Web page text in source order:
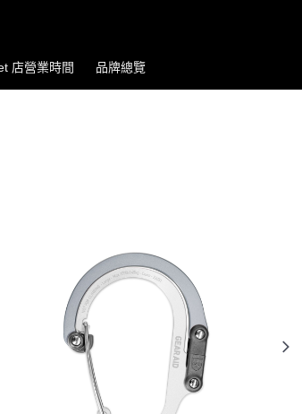
店營業時間 品牌總覽